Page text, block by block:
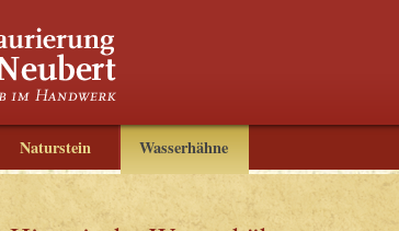
Naturstein Wasserhähne